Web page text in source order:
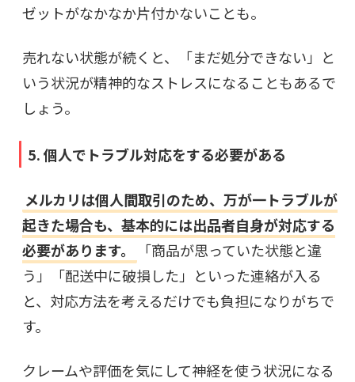
ゼットがなかなか片付かないことも。
売れない状態が続くと、「まだ処分できない」と
いう状況が精神的なストレスになることもあるで
しょう。
5. 個人でトラブル対応をする必要がある
メルカリは個人間取引のため、万が一トラブルが
起きた場合も、基本的には出品者自身が対応する
必要があります。
「商品が思っていた状態と違
う」「配送中に破損した」といった連絡が入る
と、対応方法を考えるだけでも負担になりがちで
す。
クレームや評価を気にして神経を使う状況になる